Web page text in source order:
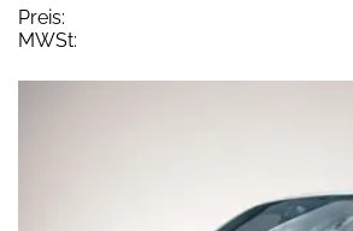
Preis:
MWSt: